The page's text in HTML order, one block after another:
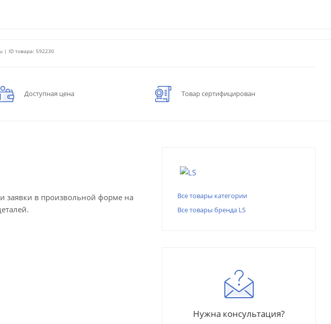
| ID товара: 592230
Доступная цена Товар сертифицирован
заявки в произвольной форме на
Все товары категории
Все товары бренда LS
Нужна консультация?